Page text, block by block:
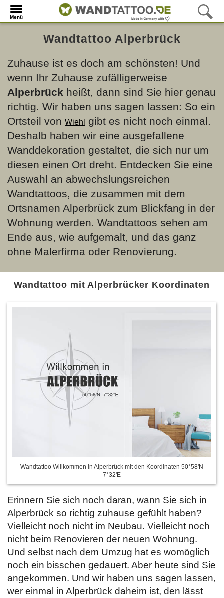
Menü
Wandtattoo Alperbrück
Zuhause ist es doch am schönsten! Und
wenn Ihr Zuhause zufälligerweise
Alperbrück heißt, dann sind Sie hier genau
richtig. Wir haben uns sagen lassen: So ein
Ortsteil von Wiehl
gibt es nicht noch einmal.
Deshalb haben wir eine ausgefallene
Wanddekoration gestaltet, die sich nur um
diesen einen Ort dreht. Entdecken Sie eine
Auswahl an abwechslungsreichen
Wandtattoos, die zusammen mit dem
Ortsnamen Alperbrück zum Blickfang in der
Wohnung werden. Wandtattoos sehen am
Ende aus, wie aufgemalt, und das ganz
ohne Malerfirma oder Renovierung.
Wandtattoo mit Alperbrücker Koordinaten
Wandtattoo Willkommen in Alperbrück mit den Koordinaten 50°58'N
7°32'E
Erinnern Sie sich noch daran, wann Sie sich in
Alperbrück so richtig zuhause gefühlt haben?
Vielleicht noch nicht im Neubau. Vielleicht noch
nicht beim Renovieren der neuen Wohnung.
Und selbst nach dem Umzug hat es womöglich
noch ein bisschen gedauert. Aber heute sind Sie
angekommen. Und wir haben uns sagen lassen,
wer einmal in Alperbrück daheim ist, den lässt